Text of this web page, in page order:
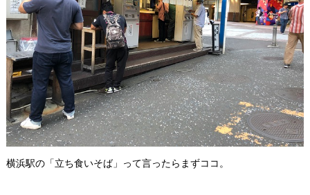
横浜駅の「立ち食いそば」って言ったらまずココ。